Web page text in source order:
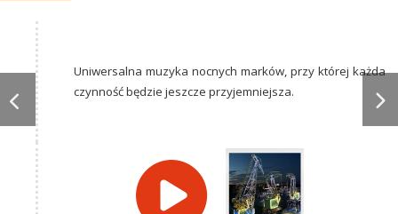
Uniwersalna muzyka nocnych marków, przy której każda
czynność będzie jeszcze przyjemniejsza.